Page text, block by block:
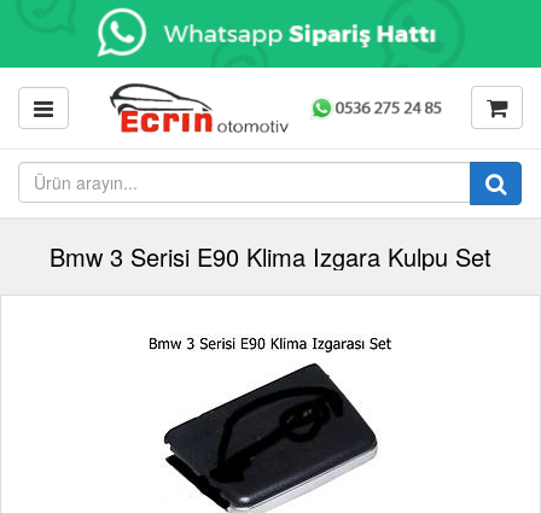
Bmw 3 Serisi E90 Klima Izgara Kulpu Set